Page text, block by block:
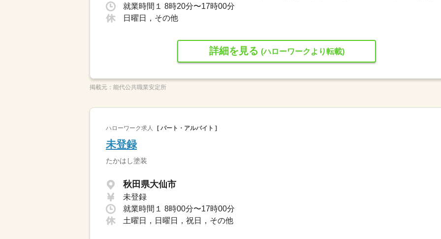
就業時間１ 8時20分〜17時00分
日曜日，その他
詳細を見る (ハローワークより転載)
掲載元： 能代公共職業安定所
ハローワーク求人 [ パート・アルバイト ]
未登録
たかはし塗装
秋田県大仙市
未登録
就業時間１ 8時00分〜17時00分
土曜日，日曜日，祝日，その他